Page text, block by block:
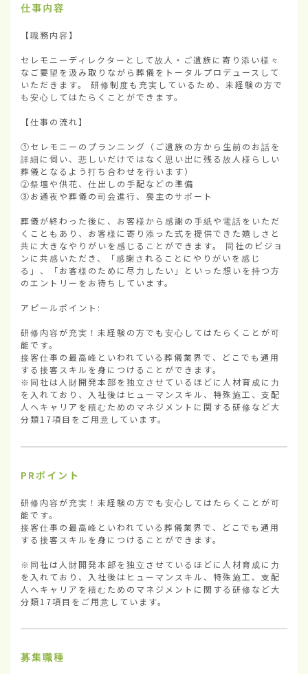
仕事内容
【職務内容】
セレモニーディレクターとして故人・ご遺族に寄り添い様々
なご要望を汲み取りながら葬儀をトータルプロデュースして
いただきます。 研修制度も充実しているため、未経験の方で
も安心してはたらくことができます。
【仕事の流れ】
①セレモニーのプランニング（ご遺族の方から生前のお話を
詳細に伺い、悲しいだけではなく思い出に残る故人様らしい
葬儀となるよう打ち合わせを行います）
②祭壇や供花、仕出しの手配などの準備
③お通夜や葬儀の司会進行、喪主のサポート
葬儀が終わった後に、お客様から感謝の手紙や電話をいただ
くこともあり、お客様に寄り添った式を提供できた嬉しさと
共に大きなやりがいを感じることができます。 同社のビジョ
ンに共感いただき、「感謝されることにやりがいを感じ
る」、「お客様のために尽力したい」といった想いを持つ方
のエントリーをお待ちしています。
アピールポイント:
研修内容が充実！未経験の方でも安心してはたらくことが可
能です。
接客仕事の最高峰といわれている葬儀業界で、どこでも通用
する接客スキルを身につけることができます。
※同社は人財開発本部を独立させているほどに人材育成に力
を入れており、入社後はヒューマンスキル、特殊施工、支配
人へキャリアを積むためのマネジメントに関する研修など大
分類17項目をご用意しています。
PRポイント
研修内容が充実！未経験の方でも安心してはたらくことが可
能です。
接客仕事の最高峰といわれている葬儀業界で、どこでも通用
する接客スキルを身につけることができます。
※同社は人財開発本部を独立させているほどに人材育成に力
を入れており、入社後はヒューマンスキル、特殊施工、支配
人へキャリアを積むためのマネジメントに関する研修など大
分類17項目をご用意しています。
募集職種